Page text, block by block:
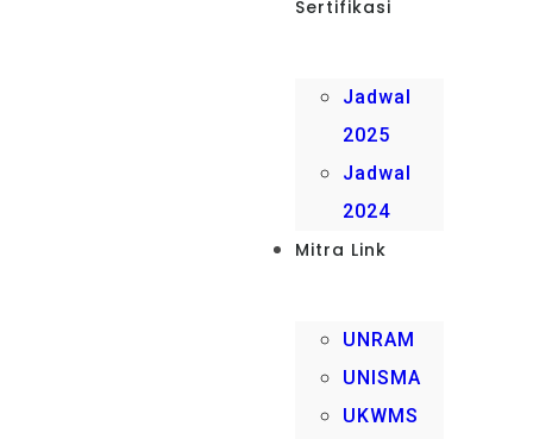
Sertifikasi
Jadwal
2025
Jadwal
2024
Mitra Link
UNRAM
UNISMA
UKWMS